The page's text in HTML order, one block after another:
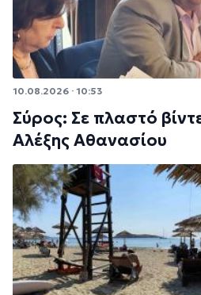
10.08.2026 · 10:53
Σύρος: Σε πλαστό
Αλέξης Αθανασίου